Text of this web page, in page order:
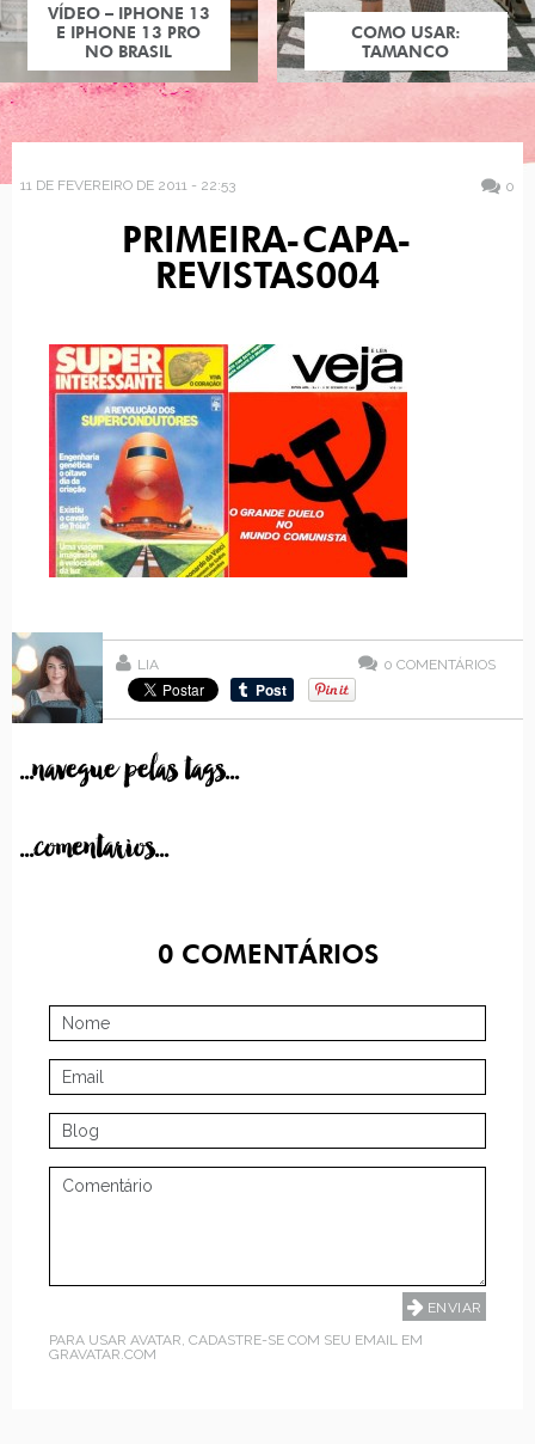
VÍDEO – IPHONE 13
E IPHONE 13 PRO
NO BRASIL
COMO USAR:
TAMANCO
11 DE FEVEREIRO DE 2011 - 22:53 0
PRIMEIRA-CAPA-
REVISTAS004
LIA 0 COMENTÁRIOS
...navegue pelas tags...
...comentarios...
0COMENTÁRIOS
PARA USAR AVATAR, CADASTRE-SE COM SEU EMAIL EM
GRAVATAR.COM